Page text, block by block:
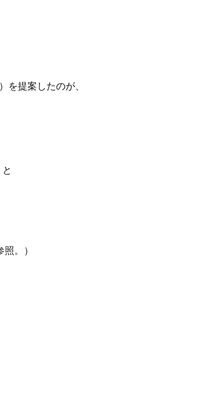
を提案したのが、
照。）